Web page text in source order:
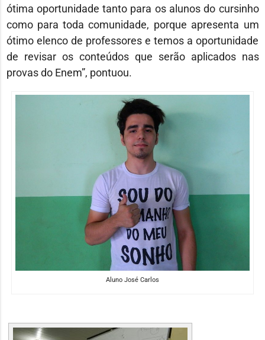
ótima oportunidade tanto para os alunos do cursinho
como para toda comunidade, porque apresenta um
ótimo elenco de professores e temos a oportunidade
de revisar os conteúdos que serão aplicados nas
provas do Enem”, pontuou.
Aluno José Carlos